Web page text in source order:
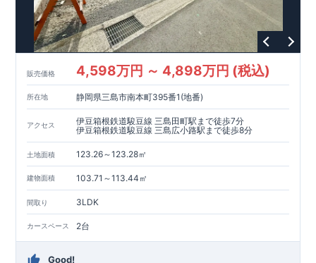
仕様が異なります）
■ 家事効率を高める食器洗浄乾燥機・浴室暖房換気乾燥機・室
内物干しを標準装備
■ カースペースは3台駐車可能。ご家族で複数台所有の方や来
客時にも便利です
■ ローソンまで徒歩5分、ドラッグストアやスーパーも徒歩圏
内。毎日のお買い物に便利な住環境です
◇ ブルーミングガーデンのこだわり ◇
【 全棟自社一貫体制 】
設計・施工・営業が一貫。不要な中間マージンを抑え、コスト
ダウンを実現。
【 耐震等級3取得 】
【 住宅性能評価ダブル取得 】
設計段階・建設段階で第三者機関による検査を実施し、品質を
保証。
【 長期優良住宅 】
長期にわたる安心・快適な住まいを実現する住宅です。税制優
遇や中古市場での有利性も兼ね備えています。
販売価格 4,598万円 ～ 4,898万円 (税込)
所在地 静岡県三島市南本町395番1(地番)
アクセス
伊豆箱根鉄道駿豆線 三島田町駅まで徒歩7分
伊豆箱根鉄道駿豆線 三島広小路駅まで徒歩8分
土地面積 123.26～123.28㎡
建物面積 103.71～113.44㎡
間取り 3LDK
カースペース 2台
Good!